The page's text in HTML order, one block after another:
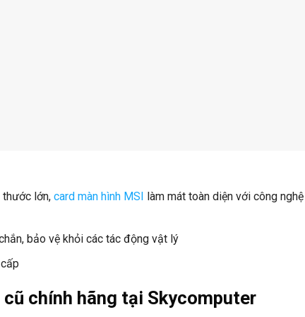
thước lớn, card màn hình MSI
làm mát toàn diện với công nghệ
bảo vệ khỏi các tác động vật lý
cũ chính hãng tại Skycomputer